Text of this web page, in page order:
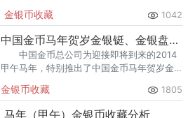
德国人又是以认真严谨闻名于世的。
金银币收藏 1042
中国金币马年贺岁金银铤、金银盘发行
中国金币总公司为迎接即将到来的2014
甲午马年，特别推出了中国金币马年贺岁金
日发行。
金银币收藏 1805
马年（甲午）金银币收藏分析